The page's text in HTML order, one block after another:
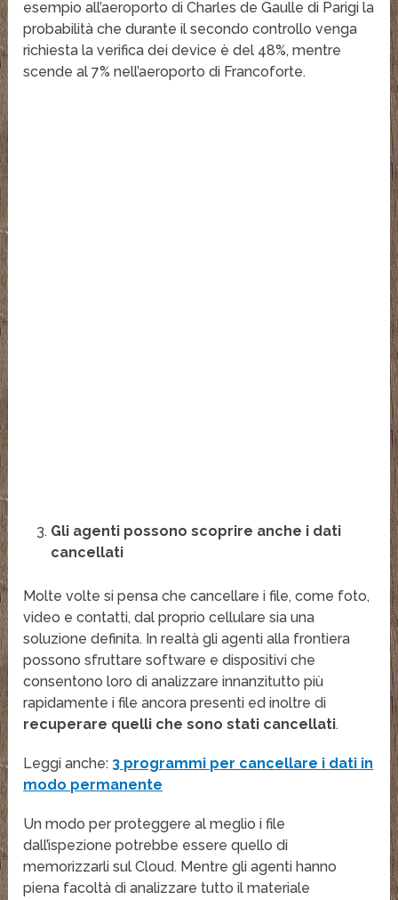
esempio all’aeroporto di Charles de Gaulle di Parigi la
probabilità che durante il secondo controllo venga
richiesta la verifica dei device è del 48%, mentre
scende al 7% nell’aeroporto di Francoforte.
Gli agenti possono scoprire anche i dati
cancellati
Molte volte si pensa che cancellare i file, come foto,
video e contatti, dal proprio cellulare sia una
soluzione definita. In realtà gli agenti alla frontiera
possono sfruttare software e dispositivi che
consentono loro di analizzare innanzitutto più
rapidamente i file ancora presenti ed inoltre di
recuperare quelli che sono stati cancellati.
Leggi anche: 3 programmi per cancellare i dati in
modo permanente
Un modo per proteggere al meglio i file
dall’ispezione potrebbe essere quello di
memorizzarli sul Cloud. Mentre gli agenti hanno
piena facoltà di analizzare tutto il materiale